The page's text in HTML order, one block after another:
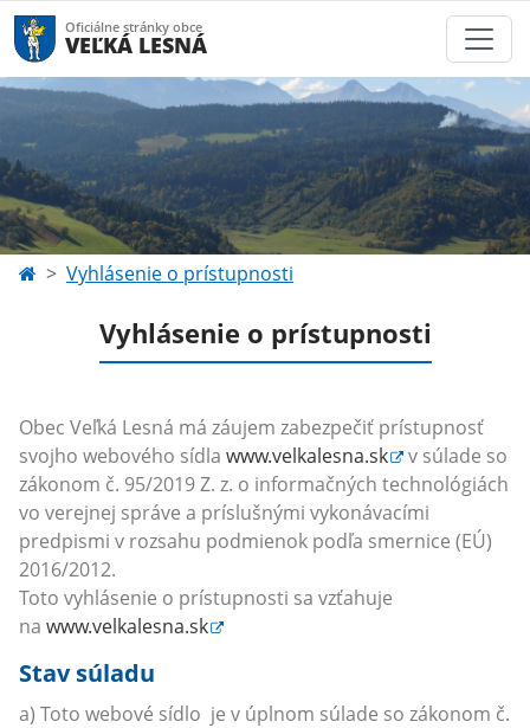
Oficiálne stránky obce
VEĽKÁ LESNÁ
Vyhlásenie o prístupnosti
Vyhlásenie o prístupnosti
Obec Veľká Lesná má záujem zabezpečiť prístupnosť
svojho webového sídla www.velkalesna.sk
v súlade so
zákonom č. 95/2019 Z. z. o informačných technológiách
vo verejnej správe a príslušnými vykonávacími
predpismi v rozsahu podmienok podľa smernice (EÚ)
2016/2012.
Toto vyhlásenie o prístupnosti sa vzťahuje
na www.velkalesna.sk
Stav súladu
a) Toto webové sídlo je v úplnom súlade so zákonom č.